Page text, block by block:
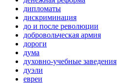
дипломаты
дискриминация
до и после революции
добровольческая армия
дороги
дума
духовно-учебные заведения
дуэли
евреи